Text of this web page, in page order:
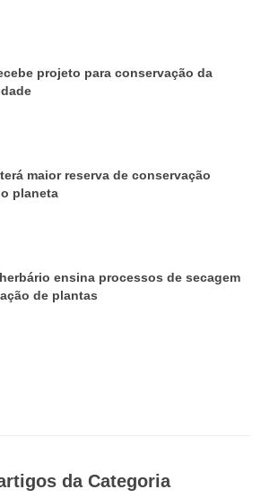
projeto para conservação da
maior reserva de conservação
planeta
ensina processos de secagem
de plantas
da Categoria